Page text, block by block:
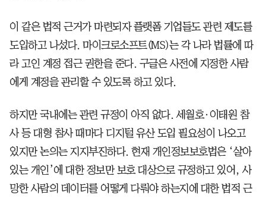
이 같은 법적 근거가 마련되자 플랫폼 기업들도 관련 제도를
도입하고 나섰다. 마이크로소프트(MS)는 각 나라 법률에 따
라 고인 계정 접근 권한을 준다. 구글은 사전에 지정한 사람
에게 계정을 관리할 수 있도록 하고 있다.
하지만 국내에는 관련 규정이 아직 없다. 세월호·이태원 참
사 등 대형 참사 때마다 디지털 유산 도입 필요성이 나오고
있지만 논의는 지지부진하다. 현재 개인정보보호법은 ‘살아
있는 개인’에 대한 정보만 보호 대상으로 규정하고 있어, 사
망한 사람의 데이터를 어떻게 다뤄야 하는지에 대한 법적 근